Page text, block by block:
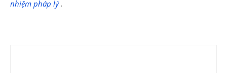
nhiệm pháp lý.